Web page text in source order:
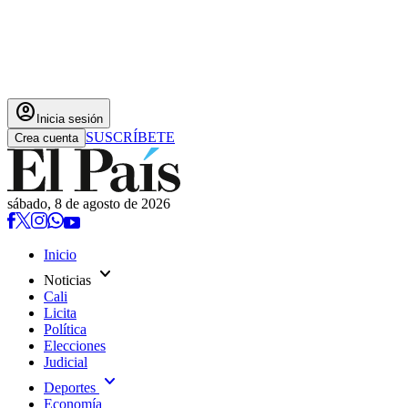
account_circle Inicia sesión
Crea cuenta SUSCRÍBETE
sábado, 8 de agosto de 2026
Inicio
Noticias expand_more
Cali
Licita
Política
Elecciones
Judicial
Deportes expand_more
Economía